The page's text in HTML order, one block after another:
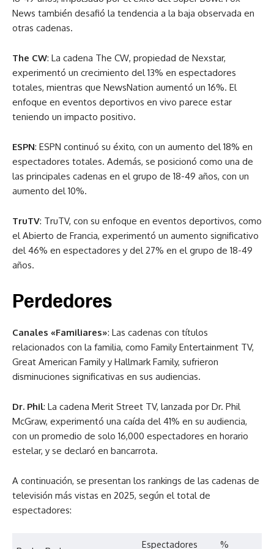
News también desafió la tendencia a la baja observada en
otras cadenas.
The CW: La cadena The CW, propiedad de Nexstar,
experimentó un crecimiento del 13% en espectadores
totales, mientras que NewsNation aumentó un 16%. El
enfoque en eventos deportivos en vivo parece estar
teniendo un impacto positivo.
ESPN: ESPN continuó su éxito, con un aumento del 18% en
espectadores totales. Además, se posicionó como una de
las principales cadenas en el grupo de 18-49 años, con un
aumento del 10%.
TruTV: TruTV, con su enfoque en eventos deportivos, como
el Abierto de Francia, experimentó un aumento significativo
del 46% en espectadores y del 27% en el grupo de 18-49
años.
Perdedores
Canales «Familiares»: Las cadenas con títulos
relacionados con la familia, como Family Entertainment TV,
Great American Family y Hallmark Family, sufrieron
disminuciones significativas en sus audiencias.
Dr. Phil: La cadena Merit Street TV, lanzada por Dr. Phil
McGraw, experimentó una caída del 41% en su audiencia,
con un promedio de solo 16,000 espectadores en horario
estelar, y se declaró en bancarrota.
A continuación, se presentan los rankings de las cadenas de
televisión más vistas en 2025, según el total de
espectadores:
Espectadores %